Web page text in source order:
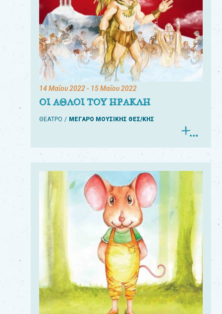
14 Μαΐου 2022- 15 Μαΐου 2022
ΟΙ ΑΘΛΟΙ ΤΟΥ ΗΡΑΚΛΗ
ΘΕΑΤΡΟ ΜΕΓΑΡΟ ΜΟΥΣΙΚΗΣ ΘΕΣ/ΚΗΣ